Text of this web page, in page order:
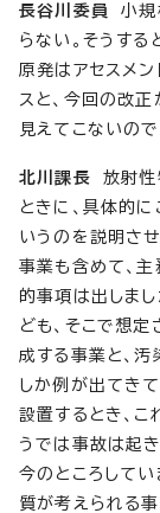
長谷川委員
小規
らない。そうす
原発はアセスメ
スと、今回の改
見えてこないの
北川課長 放射性
ときに、具体的
いうのを説明さ
事業も含めて、
的事項は出しま
ども、そこで想
成する事業と、
しか例が出てき
設置するとき、こ
うでは事故は起
今のところしてい
質が考えられる